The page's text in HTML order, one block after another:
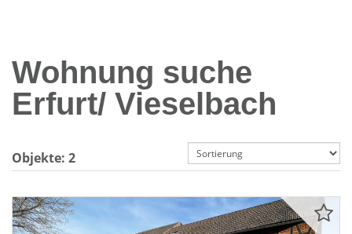
Wohnung suche
Erfurt/ Vieselbach
Objekte: 2